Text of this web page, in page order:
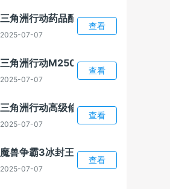
三角洲行动药品配置介绍
2025-07-07
查看
三角洲行动M250改装方案
2025-07-07
查看
三角洲行动高级修理怎么解锁
2025-07-07
查看
魔兽争霸3冰封王座1.24E补丁
2025-07-07
查看